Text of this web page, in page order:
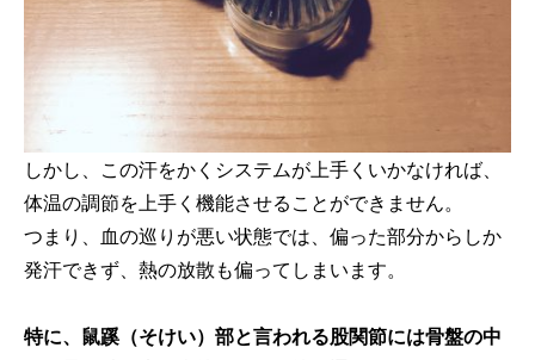
しかし、この汗をかくシステムが上手くいかなければ、
体温の調節を上手く機能させることができません。
つまり、血の巡りが悪い状態では、偏った部分からしか
発汗できず、熱の放散も偏ってしまいます。
特に、鼠蹊（そけい）部と言われる股関節には骨盤の中